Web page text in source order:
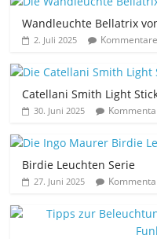
Wandleuchte Bellatrix
2. Juli 2025
Catellani Smith Light
30. Juni 2025
Birdie Leuchten Serie
27. Juni 2025